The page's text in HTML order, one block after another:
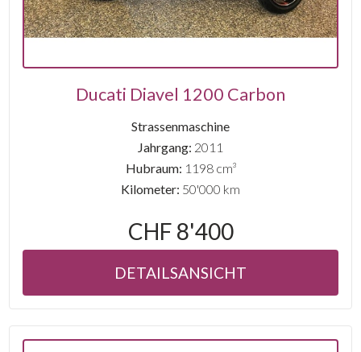
Ducati Diavel 1200 Carbon
Strassenmaschine
Jahrgang: 2011
Hubraum: 1198 cm³
Kilometer: 50'000 km
CHF 8'400
DETAILSANSICHT